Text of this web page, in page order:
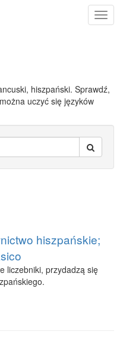
hiszpański. Sprawdź,
uczyć się języków
hiszpańskie;
liczebniki, przydadzą się